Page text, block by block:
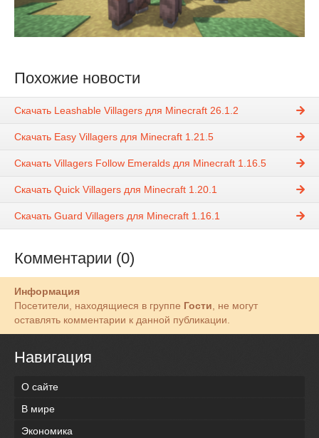
Похожие новости
Скачать Leashable Villagers для Minecraft 26.1.2
Скачать Easy Villagers для Minecraft 1.21.5
Скачать Villagers Follow Emeralds для Minecraft 1.16.5
Скачать Quick Villagers для Minecraft 1.20.1
Скачать Guard Villagers для Minecraft 1.16.1
Комментарии (0)
Информация
Посетители, находящиеся в группе Гости , не могут
оставлять комментарии к данной публикации.
Навигация
О сайте
В мире
Экономика